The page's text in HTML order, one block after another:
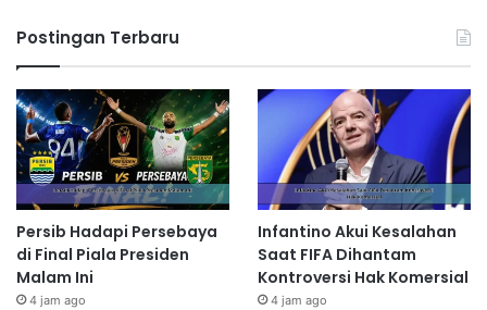
Postingan Terbaru
Persib Hadapi Persebaya
di Final Piala Presiden
Malam Ini
4 jam ago
Infantino Akui Kesalahan
Saat FIFA Dihantam
Kontroversi Hak Komersial
4 jam ago